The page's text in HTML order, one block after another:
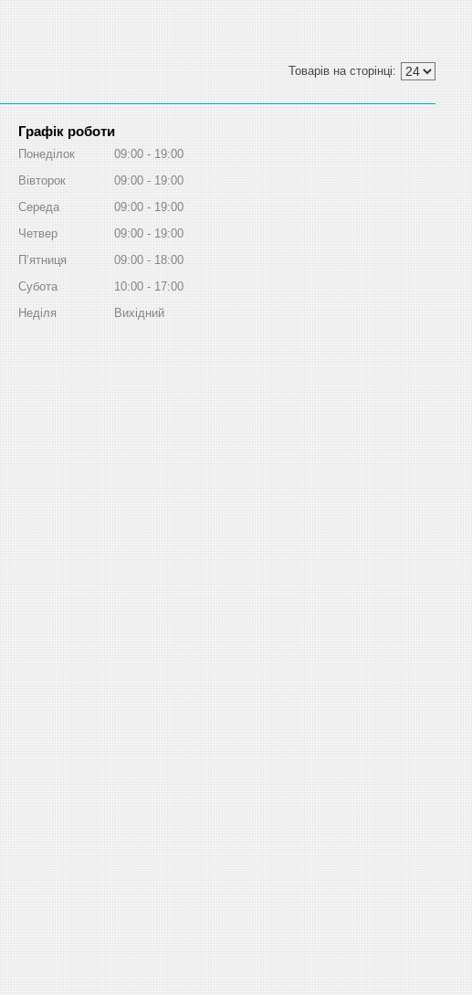
Графік роботи
Понеділок 09:00
19:00
Вівторок
09:00
19:00
Середа
09:00
19:00
Четвер
09:00
19:00
Пʼятниця
09:00
18:00
Субота
10:00
17:00
Неділя
Вихідний